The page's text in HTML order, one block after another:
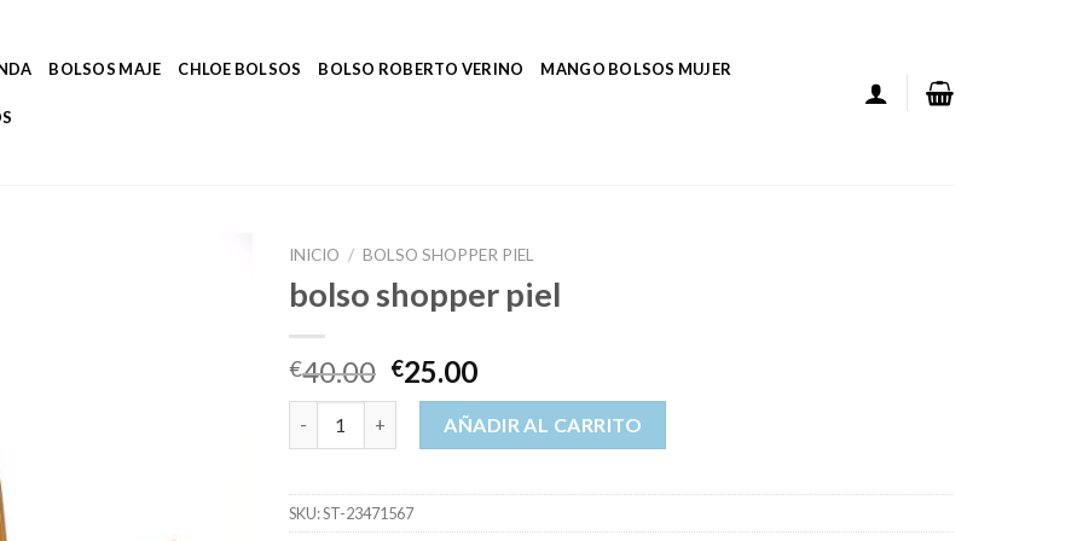
BOLSOS MAJE CHLOE BOLSOS BOLSO ROBERTO VERINO MANGO BOLSOS MUJER
INICIO / BOLSO SHOPPER PIEL
bolso shopper piel
€40.00 €25.00
bolso shopper piel cantidadAÑADIR AL CARRITO
SKU:ST-23471567